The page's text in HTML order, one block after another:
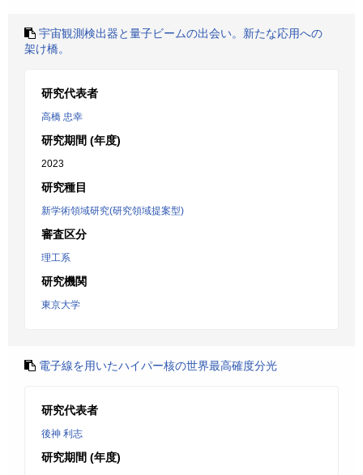
宇宙観測検出器と量子ビームの出会い。新たな応用への
架け橋。
研究代表者
高橋 忠幸
研究期間 (年度)
2023
研究種目
新学術領域研究(研究領域提案型)
審査区分
理工系
研究機関
東京大学
電子線を用いたハイパー核の世界最高確度分光
研究代表者
後神 利志
研究期間 (年度)